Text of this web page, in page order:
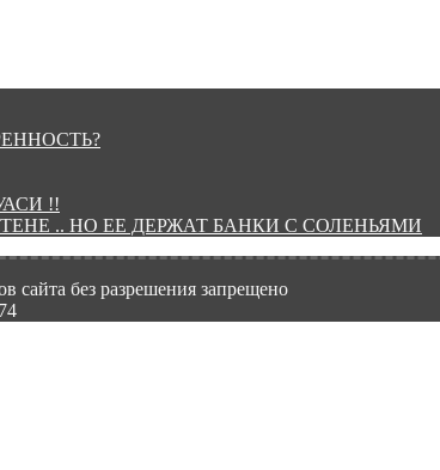
!!
.. НО ЕЕ ДЕРЖАТ БАНКИ С СОЛЕНЬЯМИ
сайта без разрешения запрещено